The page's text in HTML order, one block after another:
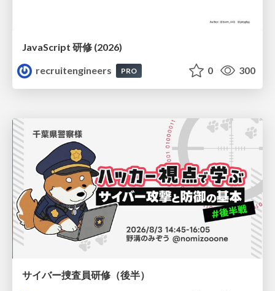
JavaScript 研修 (2026)
recruitengineers
PRO 0 300
サイバー捜査員研修（後半）